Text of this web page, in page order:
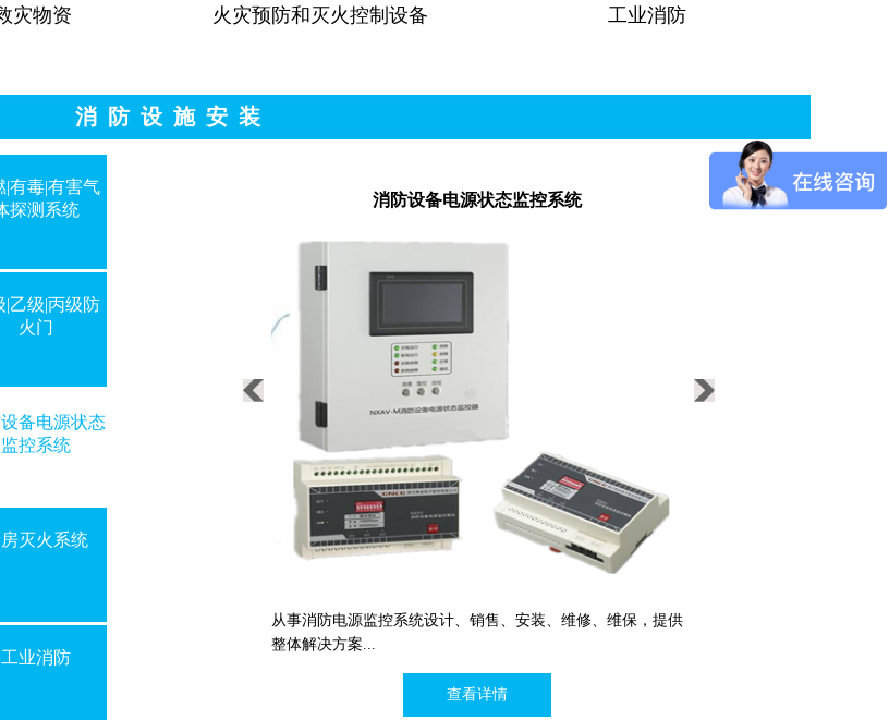
灾物资 火灾预防和灭火控制设备 工业消防
消 防 设 施 安 装
|有毒|有害气
探测系统
|乙级|丙级防
火门
备电源状态
监控系统
灭火系统
工业消防
备电源状态监控系统
设计、销售、安装、维修、维保，提供
消防应急照明和疏散指示系统
从事消防应急照明智能疏散控制系统设计、销售、安装、维
修、保养，提供系统整体解决方案...
查看详情